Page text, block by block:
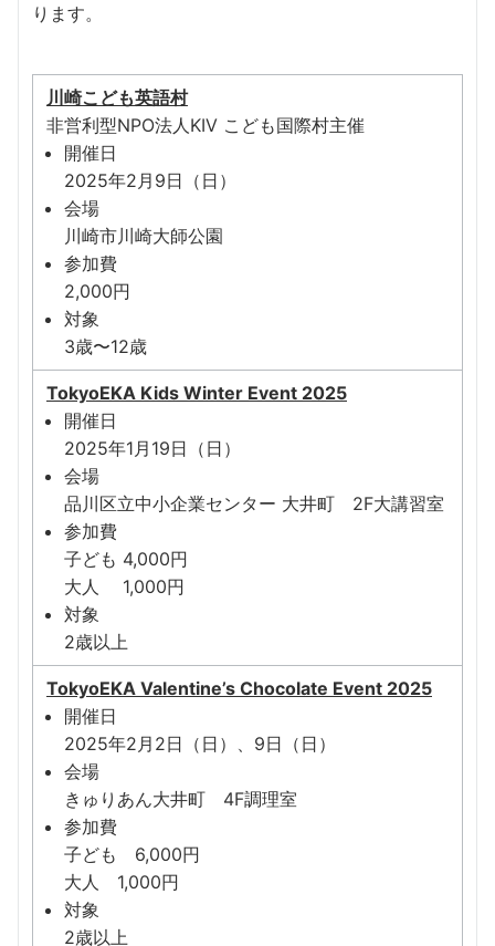
ります。
川崎こども英語村
非営利型NPO法人KIV こども国際村主催
開催日
2025年2月9日（日）
会場
川崎市川崎大師公園
参加費
2,000円
対象
3歳〜12歳
TokyoEKA Kids Winter Event 2025
開催日
2025年1月19日（日）
会場
品川区立中小企業センター 大井町 2F大講習室
参加費
子ども 4,000円
大人 1,000円
対象
2歳以上
TokyoEKA Valentine’s Chocolate Event 2025
開催日
2025年2月2日（日）、9日（日）
会場
きゅりあん大井町 4F調理室
参加費
子ども 6,000円
大人 1,000円
対象
2歳以上